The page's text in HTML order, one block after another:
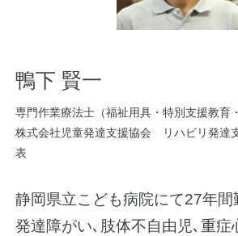
鴨下 賢一
専門作業療法士（福祉用具・特別支援教育
株式会社児童発達支援協会 リハビリ発達
表
静岡県立こども病院にて27年間
発達障がい､肢体不自由児､重症